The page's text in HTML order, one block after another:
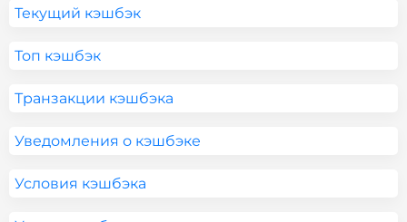
Текущий кэшбэк
Топ кэшбэк
Транзакции кэшбэка
Уведомления о кэшбэке
Условия кэшбэка